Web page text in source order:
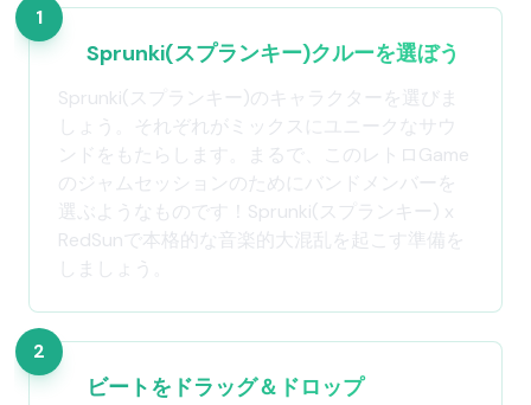
1
Sprunki(スプランキー)クルーを選ぼう
Sprunki(スプランキー)のキャラクターを選びま
しょう。それぞれがミックスにユニークなサウ
ンドをもたらします。まるで、このレトロGame
のジャムセッションのためにバンドメンバーを
選ぶようなものです！Sprunki(スプランキー) x
RedSunで本格的な音楽的大混乱を起こす準備を
しましょう。
2
ビートをドラッグ＆ドロップ